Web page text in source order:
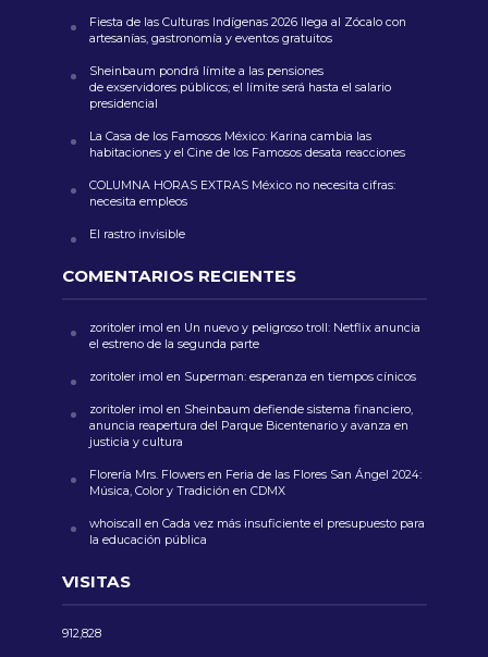
Fiesta de las Culturas Indígenas 2026 llega al Zócalo con
artesanías, gastronomía y eventos gratuitos
Sheinbaum pondrá límite a las pensiones
de exservidores públicos; el límite será hasta el salario
presidencial
La Casa de los Famosos México: Karina cambia las
habitaciones y el Cine de los Famosos desata reacciones
COLUMNA HORAS EXTRAS México no necesita cifras:
necesita empleos
El rastro invisible
COMENTARIOS RECIENTES
zoritoler imol en Un nuevo y peligroso troll: Netflix anuncia
el estreno de la segunda parte
zoritoler imol en Superman: esperanza en tiempos cínicos
zoritoler imol en Sheinbaum defiende sistema financiero,
anuncia reapertura del Parque Bicentenario y avanza en
justicia y cultura
Florería Mrs. Flowersen Feria de las Flores San Ángel 2024:
Música, Color y Tradición en CDMX
whoiscall en Cada vez más insuficiente el presupuesto para
la educación pública
VISITAS
912,828